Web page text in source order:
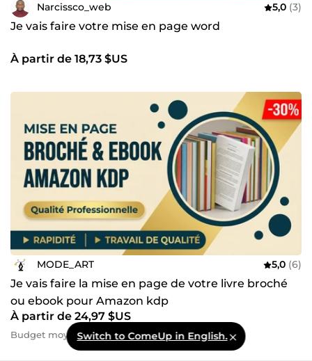
Narcissco_web 5,0 (3)
Je vais faire votre mise en page word
À partir de 18,73 $US
MODE_ART 5,0 (6)
Je vais faire la mise en page de votre livre broché
ou ebook pour Amazon kdp
À partir de 24,97 $US
Budget moyen : 115,07 $USSwitch to ComeUp in English.